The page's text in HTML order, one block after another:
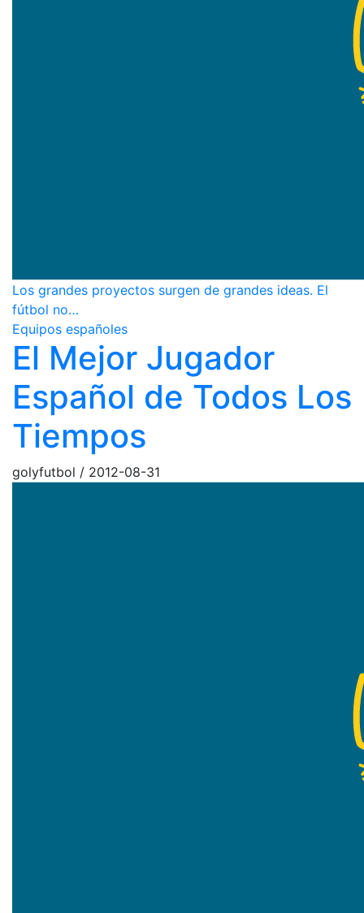
Los grandes proyectos surgen de grandes ideas. El
fútbol no…
Equipos españoles
El Mejor Jugador
Español de Todos Los
Tiempos
golyfutbol / 2012-08-31